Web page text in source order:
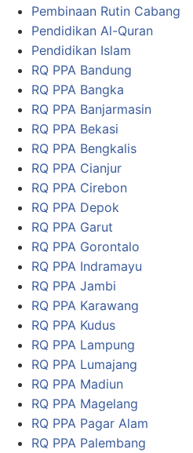
Pembinaan Rutin Cabang
Pendidikan Al-Quran
Pendidikan Islam
RQ PPA Bandung
RQ PPA Bangka
RQ PPA Banjarmasin
RQ PPA Bekasi
RQ PPA Bengkalis
RQ PPA Cianjur
RQ PPA Cirebon
RQ PPA Depok
RQ PPA Garut
RQ PPA Gorontalo
RQ PPA Indramayu
RQ PPA Jambi
RQ PPA Karawang
RQ PPA Kudus
RQ PPA Lampung
RQ PPA Lumajang
RQ PPA Madiun
RQ PPA Magelang
RQ PPA Pagar Alam
RQ PPA Palembang